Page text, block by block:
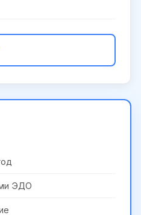
ЭДО